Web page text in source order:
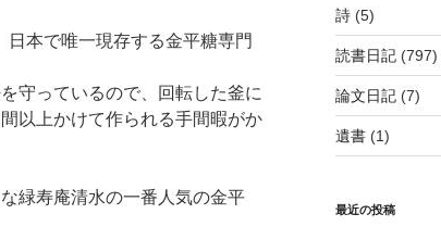
本で唯一現存する金平糖専門
守っているので、回転した釜に
以上かけて作られる手間暇がか
緑寿庵清水の一番人気の金平
詩(5)
読書日記(797)
論文日記(7)
遺書(1)
最近の投稿